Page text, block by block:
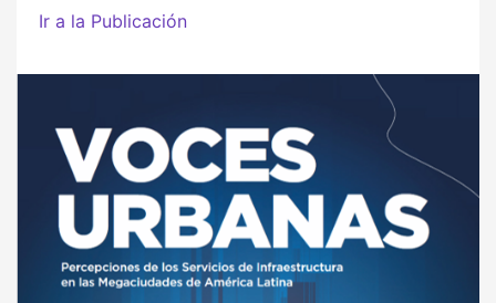
Ir a la Publicación